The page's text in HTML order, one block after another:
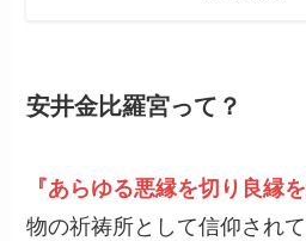
安井金比羅宮って？
『あらゆる悪縁を切り良縁
物の祈祷所として信仰され